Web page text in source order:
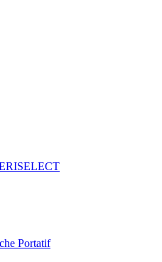
Portatif